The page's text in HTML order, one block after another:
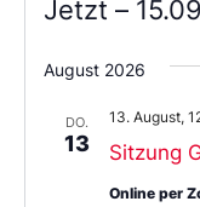
Jetzt –
Sie
das
aus.
August 2026
DO.
13 Sitzung
13. August,
Online per